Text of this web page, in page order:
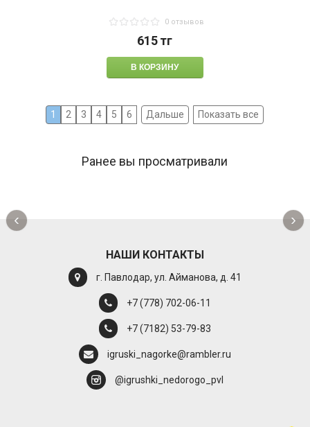
0 отзывов
615тг
1 2 3 4 5 6 Дальше Показать все
Ранее вы просматривали
‹ ›
НАШИ КОНТАКТЫ
г. Павлодар, ул. Айманова, д. 41
+7 (778) 702-06-11
+7 (7182) 53-79-83
igruski_nagorke@rambler.ru
@igrushki_nedorogo_pvl